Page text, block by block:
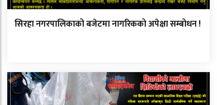
सिरहा नगरपालिकाको बजेटमा नागरिकको अपेक्षा सम्बोधन !